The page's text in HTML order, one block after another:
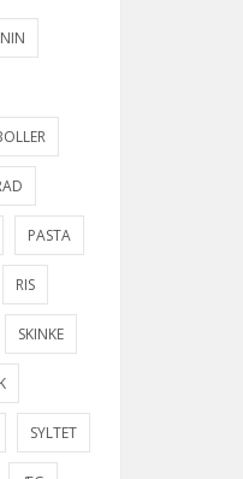
PASTA
RIS
SKINKE
SYLTET